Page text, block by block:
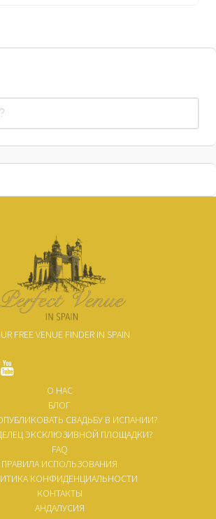
FREE VENUE FINDER IN SPAIN
О НАС
БЛОГ
СВАДЬБУ В ИСПАНИИ?
ЭКСКЛЮЗИВНОЙ ПЛОЩАДКИ?
FAQ
ПРАВИЛА ИСПОЛЬЗОВАНИЯ
КОНФИДЕНЦИАЛЬНОСТИ
КОНТАКТЫ
АНДАЛУСИЯ